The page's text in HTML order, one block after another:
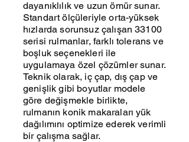
dayanıklılık ve uzun ömür sunar.
Standart ölçüleriyle orta-yüksek
hızlarda sorunsuz çalışan 33100
serisi rulmanlar, farklı tolerans ve
boşluk seçenekleri ile
uygulamaya özel çözümler sunar.
Teknik olarak, iç çap, dış çap ve
genişlik gibi boyutlar modele
göre değişmekle birlikte,
rulmanın konik makaraları yük
dağılımını optimize ederek verimli
bir çalışma sağlar.